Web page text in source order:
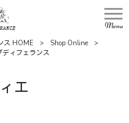
Menu
ス HOME > Shop Online
>
ィフェランス
エ